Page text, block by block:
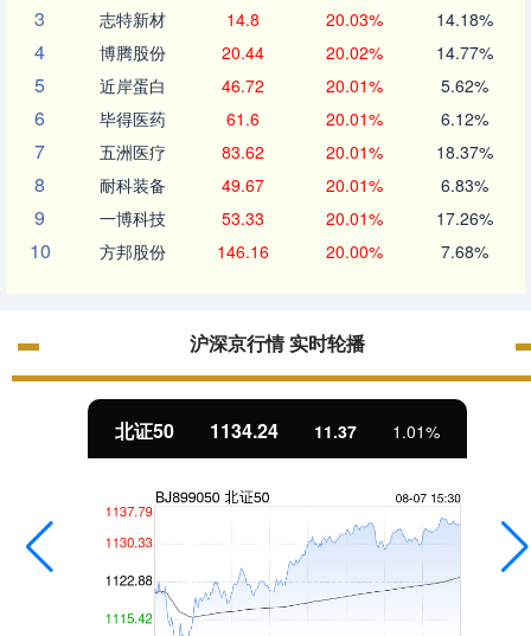
3 志特新材 14.8 20.03% 14.18%
4 博腾股份 20.44 20.02% 14.77%
5 近岸蛋白 46.72 20.01% 5.62%
6 毕得医药 61.6 20.01% 6.12%
7 五洲医疗 83.62 20.01% 18.37%
8 耐科装备 49.67 20.01% 6.83%
9 一博科技 53.33 20.01% 17.26%
10 方邦股份 146.16 20.00% 7.68%
沪深京行情 实时轮播
北证50 1134.24 11.37 1.01%